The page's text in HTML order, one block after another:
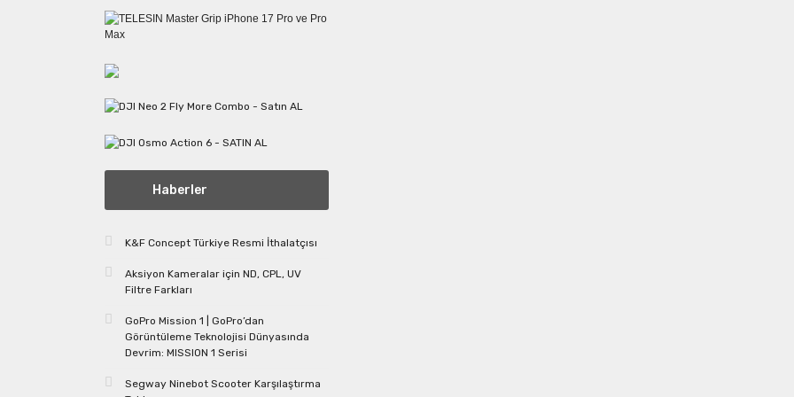
Haberler
K&F Concept Türkiye Resmi İthalatçısı
Aksiyon Kameralar için ND, CPL, UV
Filtre Farkları
GoPro Mission 1 | GoPro’dan
Görüntüleme Teknolojisi Dünyasında
Devrim: MISSION 1 Serisi
Segway Ninebot Scooter Karşılaştırma